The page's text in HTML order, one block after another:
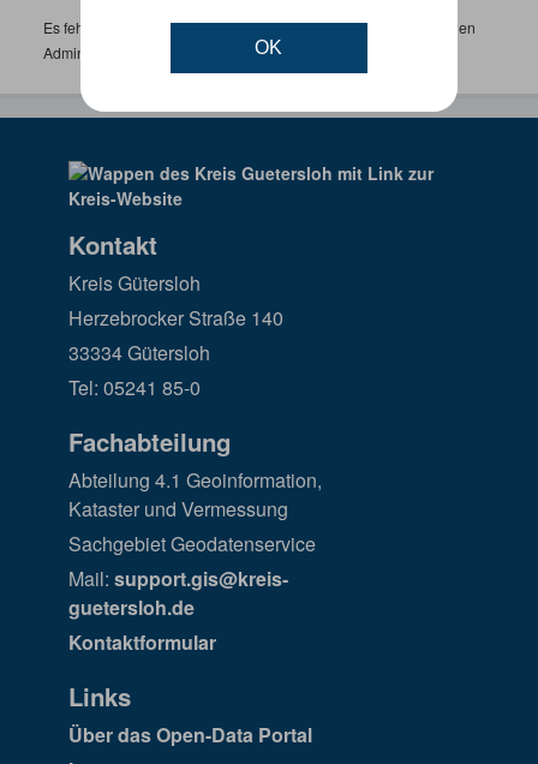
OK
Es fehlen spezifische Datensätze? Wenden Sie sich bitte an einen
Administrator unter:
support.gis@kreis-guetersloh.de
Kontakt
Kreis Gütersloh
Herzebrocker Straße 140
33334 Gütersloh
Tel: 05241 85-0
Fachabteilung
Abteilung 4.1 Geoinformation,
Kataster und Vermessung
Sachgebiet Geodatenservice
Mail: support.gis@kreis-
guetersloh.de
Kontaktformular
Links
Über das Open-Data Portal